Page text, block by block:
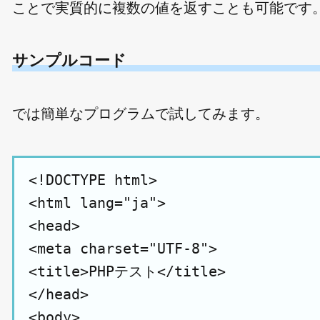
ことで実質的に複数の値を返すことも可能です
サンプルコード
では簡単なプログラムで試してみます。
<!DOCTYPE html>
<html lang="ja">
<head>
<meta charset="UTF-8">
<title>PHPテスト</title>
</head>